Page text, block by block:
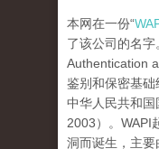
本网在一份“
了该公司的名
Authentication
鉴别和保密基
中华人民共和
2003）。WAPI
洞而诞生，主